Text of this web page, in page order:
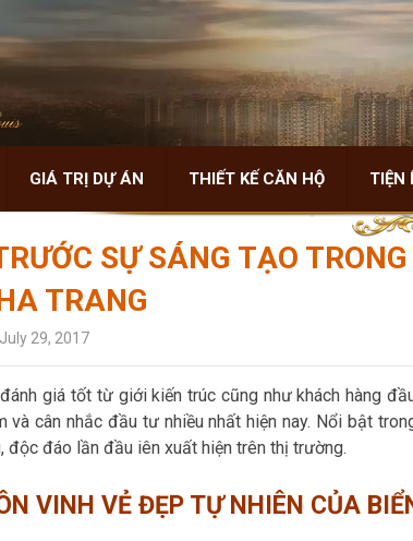
GIÁ TRỊ DỰ ÁN THIẾT KẾ CĂN HỘ TIỆN
SỰ SÁNG TẠO
TRANG
July 29, 2017
giá tốt từ giới kiến trúc cũng như khách hàng
cân nhắc đầu tư nhiều nhất hiện nay. Nổi bật
độc đáo lần đầu iên xuất hiện trên thị trường.
VINH VẺ ĐẸP TỰ NHIÊN CỦA